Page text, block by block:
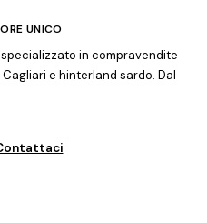
UNICO
in compravendite
e hinterland sardo. Dal